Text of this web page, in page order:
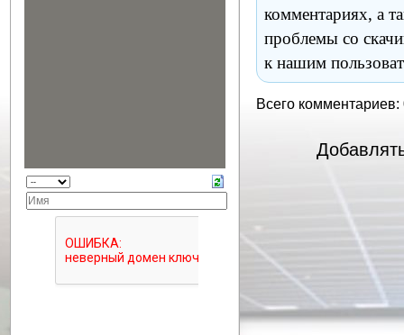
комментариях, а
проблемы со
к нашим
Всего комментариев: